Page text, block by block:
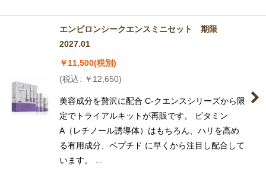
エンビロンシークエンスミニセット 期限
2027.01
￥11,500(税別)
(税込: ￥ 12,650)
美容成分を贅沢に配合 C-クエンスシリーズから限
定でトライアルキットが再販です。 ビタミン
A（レチノール誘導体）はもちろん、ハリを高め
る有用成分、ペプチド に早くから注目し配合して
います。 …